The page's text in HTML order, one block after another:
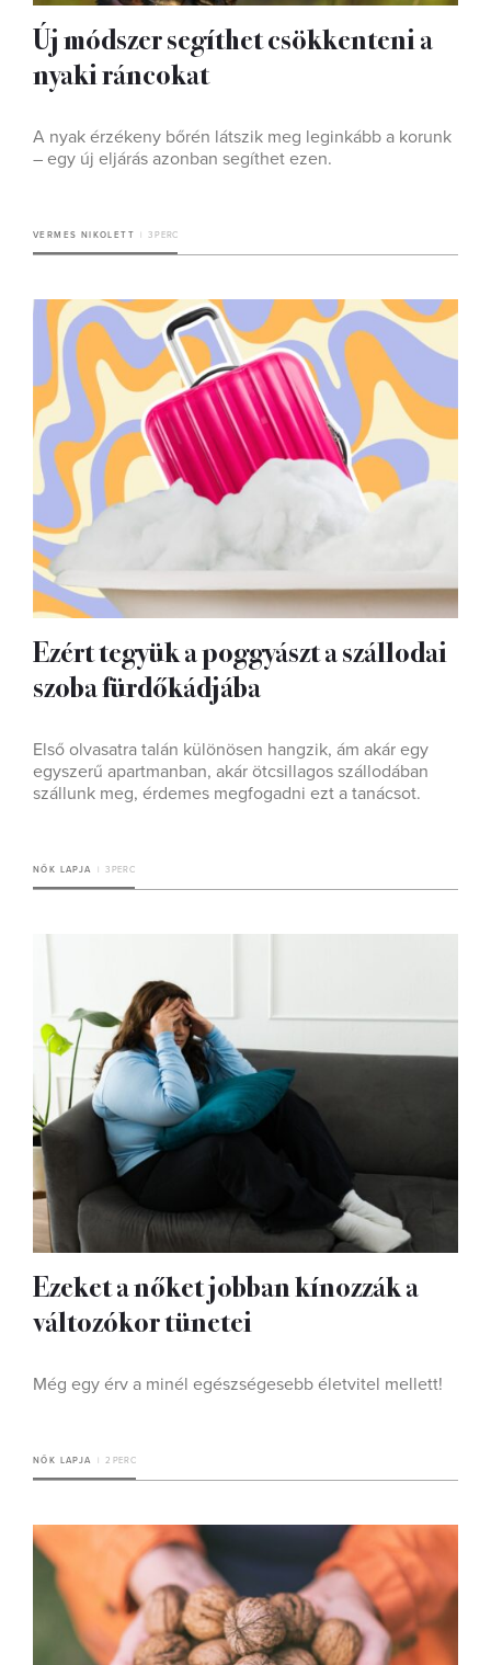
Új módszer segíthet csökkenteni a
nyaki ráncokat
A nyak érzékeny bőrén látszik meg leginkább a korunk
– egy új eljárás azonban segíthet ezen.
VERMES NIKOLETT 3 PERC
Ezért tegyük a poggyászt a szállodai
szoba fürdőkádjába
Első olvasatra talán különösen hangzik, ám akár egy
egyszerű apartmanban, akár ötcsillagos szállodában
szállunk meg, érdemes megfogadni ezt a tanácsot.
NŐK LAPJA 3 PERC
Ezeket a nőket jobban kínozzák a
változókor tünetei
Még egy érv a minél egészségesebb életvitel mellett!
NŐK LAPJA 2 PERC